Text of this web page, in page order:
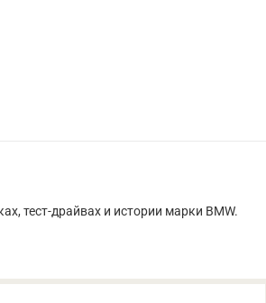
тест-драйвах и истории марки BMW.